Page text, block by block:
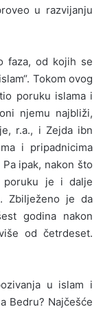
u razvijanju
faza, od kojih se
Tokom ovog
poruku islama i
njemu najbliži,
r.a., i Zejda ibn
i pripadnicima
ipak, nakon što
poruku je i dalje
Zbilježeno je da
godina nakon
od četrdeset.
u islam i
Bedru? Najčešće